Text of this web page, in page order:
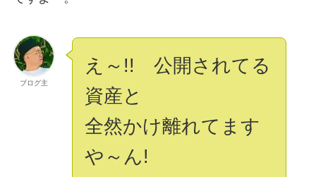
ブログ主
え～!! 公開されてる
資産と
全然かけ離れてます
や～ん!